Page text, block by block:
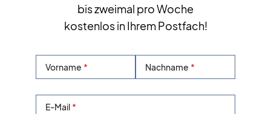
bis zweimal pro Woche
kostenlos in Ihrem Postfach!
Vorname Nachname
E-Mail